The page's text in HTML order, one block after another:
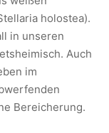
holostea).
in unseren
Auch
im
Bereicherung.